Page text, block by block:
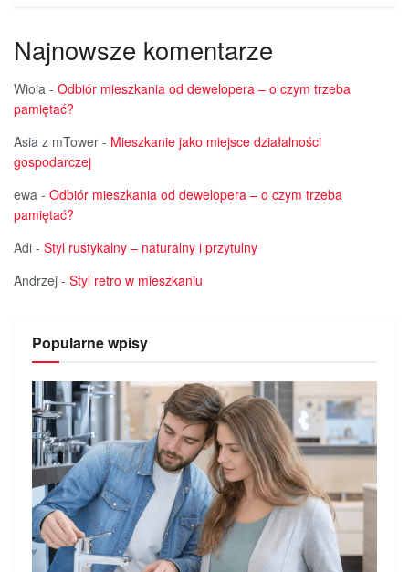
Najnowsze komentarze
Wiola - Odbiór mieszkania od dewelopera – o czym trzeba
pamiętać?
Asia z mTower - Mieszkanie jako miejsce działalności
gospodarczej
ewa - Odbiór mieszkania od dewelopera – o czym trzeba
pamiętać?
Adi - Styl rustykalny – naturalny i przytulny
Andrzej - Styl retro w mieszkaniu
Popularne wpisy